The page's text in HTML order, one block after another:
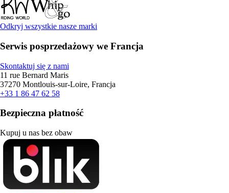
Odkryj wszystkie nasze marki
Serwis posprzedażowy we Francja
Skontaktuj się z nami
11 rue Bernard Maris
37270 Montlouis-sur-Loire, Francja
+33 1 86 47 62 58
Bezpieczna płatność
Kupuj u nas bez obaw